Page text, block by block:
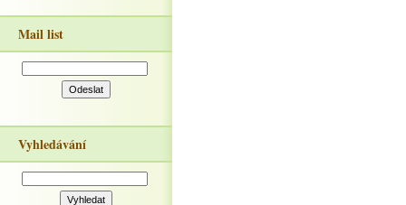
Mail list
Vyhledávání